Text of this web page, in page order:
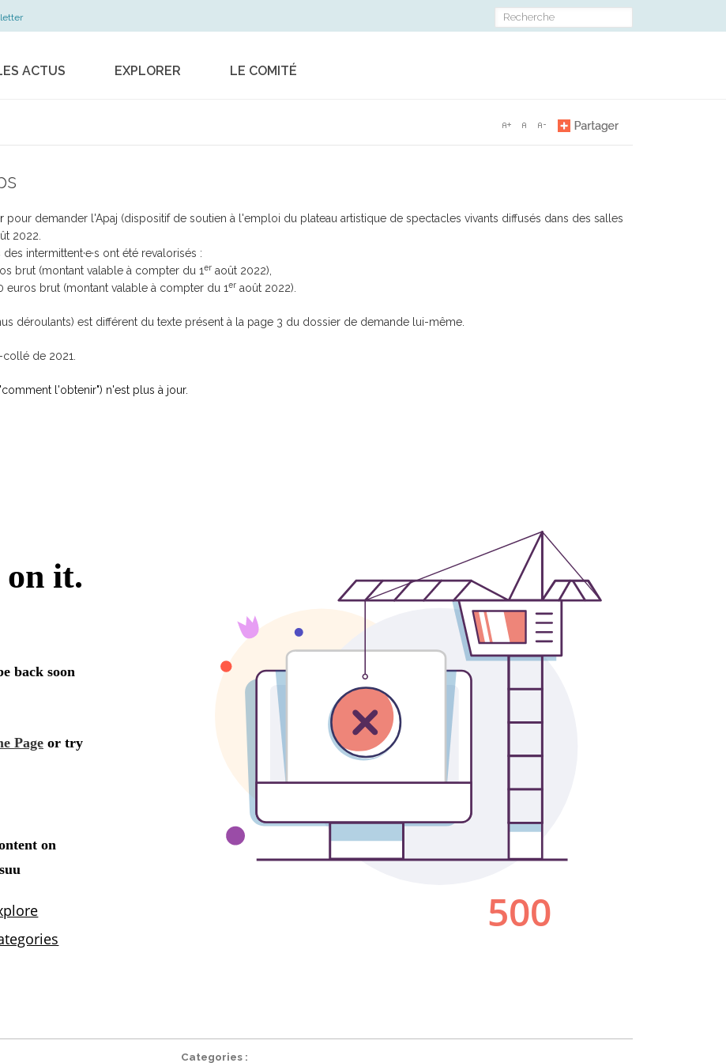
ACTUS EXPLORER
règlementation
Contrat de filière
Musiques actuelles
LE COMITÉ
pour demander l'Apaj (dispositif de soutien à l'emploi du plateau artistique de spectacles vivants diffusés dans des salles
2022.
intermittent·e·s ont été revalorisés :
brut (montant valable à compter du 1eraoût 2022),
euros brut (montant valable à compter du 1eraoût 2022).
déroulants) est différent du texte présent à la page 3 du dossier de demande lui-même.
de 2021.
l'obtenir") n'est plus à jour.
Categories :